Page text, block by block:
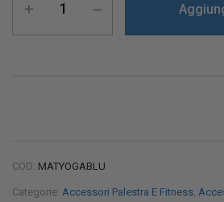
COD: MATYOGABLU
Categorie: Accessori Palestra E Fitness